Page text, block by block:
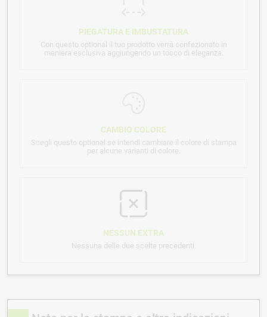
PIEGATURA E IMBUSTATURA
Con questo optional il tuo prodotto verrà confezionato in
maniera esclusiva aggiungendo un tocco di eleganza.
CAMBIO COLORE
Scegli questo optional se intendi cambiare il colore di stampa
per alcune varianti di colore.
NESSUN EXTRA
Nessuna delle due scelte precedenti.